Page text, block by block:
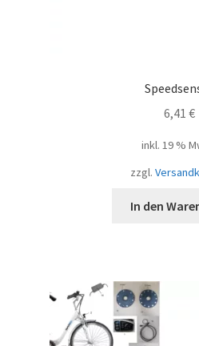
6,41 €
inkl. 19 %
zzgl.
In den